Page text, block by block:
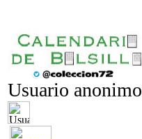
Usuario anonimo